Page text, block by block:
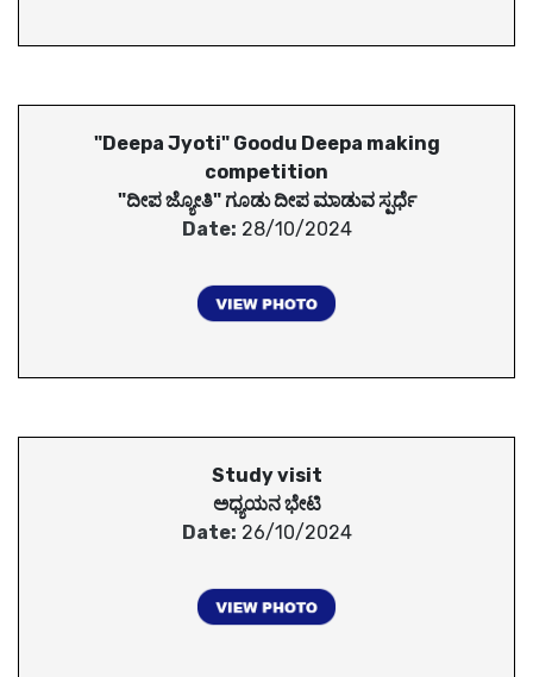
"Deepa Jyoti" Goodu Deepa making
competition
"ದೀಪ ಜ್ಯೋತಿ" ಗೂಡು ದೀಪ ಮಾಡುವ ಸ್ಪರ್ಧೆ
Date: 28/10/2024
Study visit
ಅಧ್ಯಯನ ಭೇಟಿ
Date: 26/10/2024